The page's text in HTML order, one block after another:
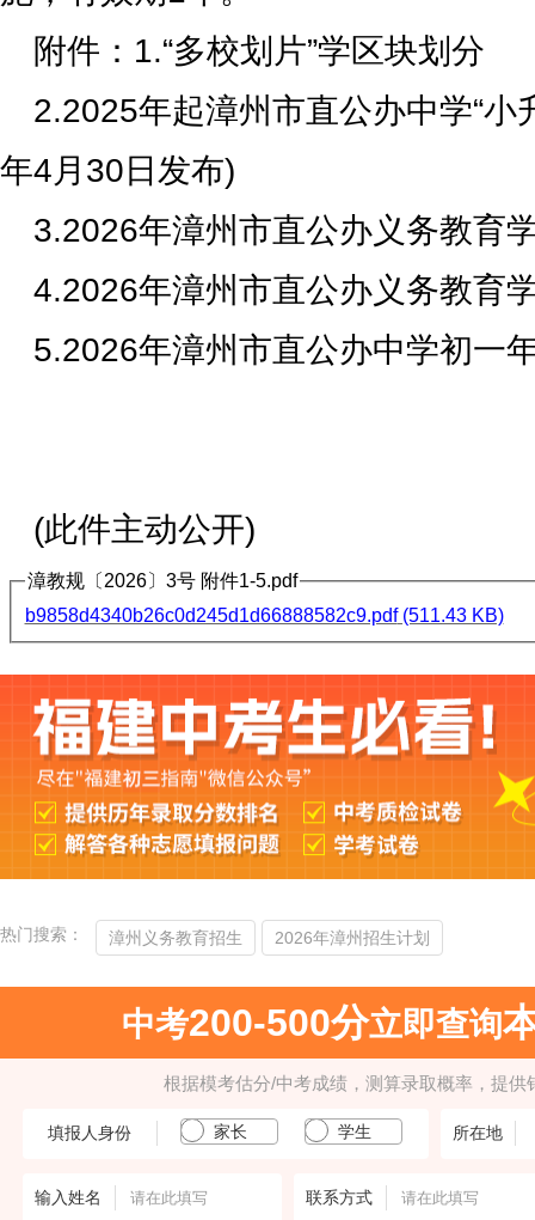
附件：1.“多校划片”学区块划分
2.2025年起漳州市直公办中学“小
年4月30日发布)
3.2026年漳州市直公办义务教育
4.2026年漳州市直公办义务教育
5.2026年漳州市直公办中学初一
(此件主动公开)
漳教规〔2026〕3号 附件1-5.pdf
b9858d4340b26c0d245d1d66888582c9.pdf(511.43 KB)
热门搜索： 漳州义务教育招生 2026年漳州招生计划
中考200-500分立即查询
根据模考估分/中考成绩，测算录取概率，提供
填报人身份 家长 学生 所在地
输入姓名 联系方式